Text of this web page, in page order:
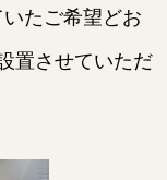
たご希望どお
置させていただ